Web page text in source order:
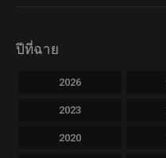
ปีที่ฉาย
2026
2023
2020